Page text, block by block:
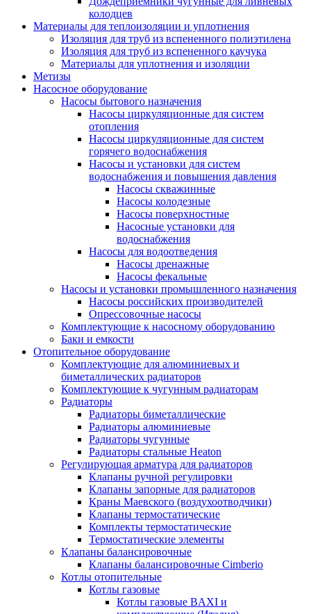
колодцев
Материалы для теплоизоляции и уплотнения
Изоляция для труб из вспененного полиэтилена
Изоляция для труб из вспененного каучука
Материалы для уплотнения и изоляции
Метизы
Насосное оборудование
Насосы бытового назначения
Насосы циркуляционные для систем
отопления
Насосы циркуляционные для систем
горячего водоснабжения
Насосы и установки для систем
водоснабжения и повышения давления
Насосы скважинные
Насосы колодезные
Насосы поверхностные
Насосные установки для
водоснабжения
Насосы для водоотведения
Насосы дренажные
Насосы фекальные
Насосы и установки промышленного назначения
Насосы российских производителей
Опрессовочные насосы
Комплектующие к насосному оборудованию
Баки и емкости
Отопительное оборудование
Комплектующие для алюминиевых и
биметаллических радиаторов
Комплектующие к чугунным радиаторам
Радиаторы
Радиаторы биметаллические
Радиаторы алюминиевые
Радиаторы чугунные
Радиаторы стальные Heaton
Регулирующая арматура для радиаторов
Клапаны ручной регулировки
Клапаны запорные для радиаторов
Краны Маевского (воздухоотводчики)
Клапаны термостатические
Комплекты термостатические
Термостатические элементы
Клапаны балансировочные
Клапаны балансировочные Cimberio
Котлы отопительные
Котлы газовые
Котлы газовые BAXI и